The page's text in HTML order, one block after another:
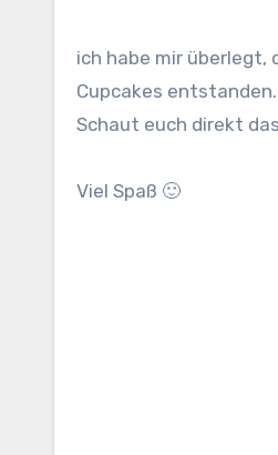
ich habe mir überlegt,
Cupcakes
Schaut euch direkt
Viel Spaß 🙂